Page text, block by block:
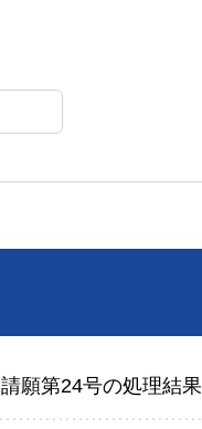
請願第24号の処理結